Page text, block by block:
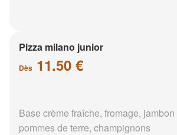
Pizza milano junior
Dès 11.50 €
Base crème fraîche, fromage,
pommes de terre, champignons